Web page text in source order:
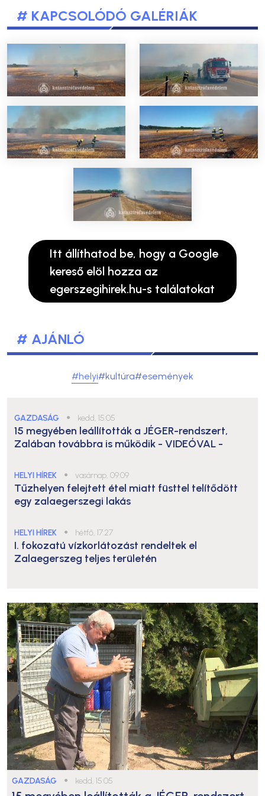
# KAPCSOLÓDÓ GALÉRIÁK
Itt állíthatod be, hogy a Google
kereső elöl hozza az
egerszegihirek.hu-s találatokat
# AJÁNLÓ
#helyi#kultúra#események
GAZDASÁG ● kedd, 15:05
15 megyében leállították a JÉGER-rendszert,
Zalában továbbra is működik - VIDEÓVAL -
HELYI HÍREK ● vasárnap, 09:09
Tűzhelyen felejtett étel miatt füsttel telítődött
egy zalaegerszegi lakás
HELYI HÍREK ● hétfő, 17:27
I. fokozatú vízkorlátozást rendeltek el
Zalaegerszeg teljes területén
GAZDASÁG ● kedd, 15:05